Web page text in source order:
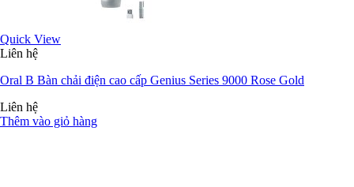
Quick View
Liên hệ
Oral B Bàn chải điện cao cấp Genius Series 9000 Rose Gold
Liên hệ
Thêm vào giỏ hàng